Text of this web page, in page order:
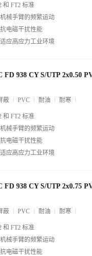
和 FT2 标准
械手臂的频繁运动
电磁干扰性能
应高应力工业环境
938 CY S/UTP 2x0.50
蔽 PVC 耐油 耐寒
和 FT2 标准
械手臂的频繁运动
电磁干扰性能
应高应力工业环境
938 CY S/UTP 2x0.75
蔽 PVC 耐油 耐寒
和 FT2 标准
械手臂的频繁运动
电磁干扰性能